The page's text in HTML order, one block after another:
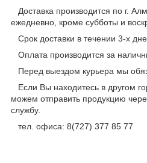
Доставка производится по г.
ежедневно, кроме субботы и
Срок доставки в течении 3-х
Оплата производится за
Перед выездом курьера мы
Если Вы находитесь в другом
можем отправить продукцию
службу.
тел. офиса: 8(727) 377 85 77